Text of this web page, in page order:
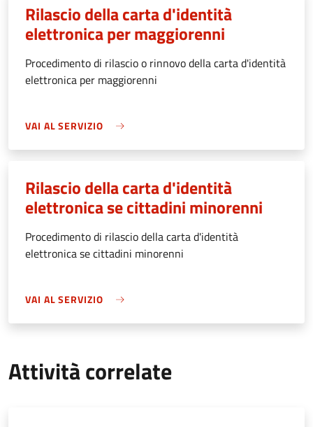
Rilascio della carta d'identità
elettronica per maggiorenni
Procedimento di rilascio o rinnovo della carta d'identità
elettronica per maggiorenni
VAI AL SERVIZIO
Rilascio della carta d'identità
elettronica se cittadini minorenni
Procedimento di rilascio della carta d'identità
elettronica se cittadini minorenni
VAI AL SERVIZIO
Attività correlate